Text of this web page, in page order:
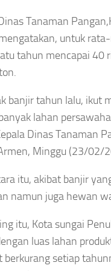
Tanaman
untuk
tahun mencapai 40
banjir tahun lalu, ikut
lahan
Dinas Tanaman
Minggu (23/02/
itu, akibat banjir
namun juga hewan
itu, Kota sungai
luas lahan
berkurang setiap
8, 2026
Kian
SUNGAI
HUT ke-81
Wakil